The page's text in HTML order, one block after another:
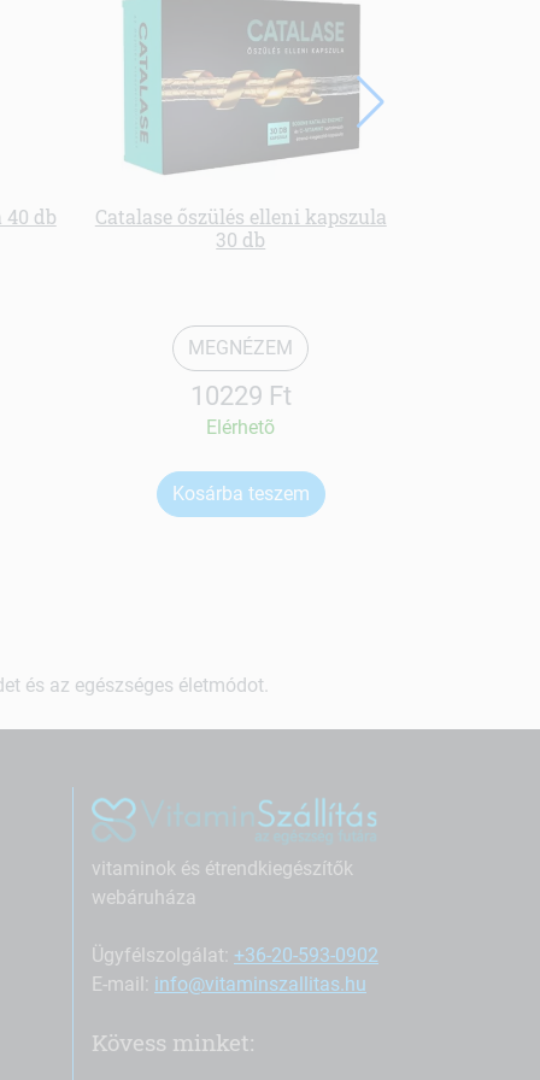
db
Catalase őszülés elleni kapszula
30 db
MEGNÉZEM
10229 Ft
Elérhetõ
Kosárba teszem
és az egészséges életmódot.
vitaminok és étrendkiegészítők
webáruháza
Ügyfélszolgálat: +36-20-593-0902
E-mail: info@vitaminszallitas.hu
Kövess minket: